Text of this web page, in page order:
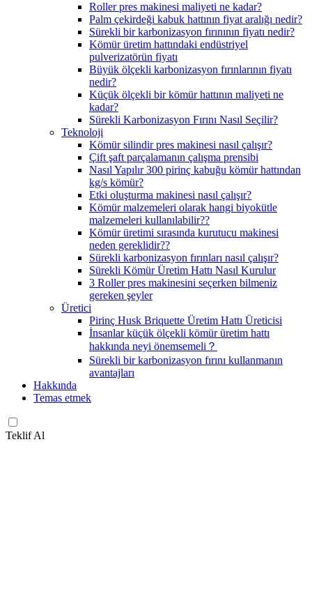
Roller pres makinesi maliyeti ne kadar?
Palm çekirdeği kabuk hattının fiyat aralığı nedir?
Sürekli bir karbonizasyon fırınının fiyatı nedir?
Kömür üretim hattındaki endüstriyel
pulverizatörün fiyatı
Büyük ölçekli karbonizasyon fırınlarının fiyatı
nedir?
Küçük ölçekli bir kömür hattının maliyeti ne
kadar?
Sürekli Karbonizasyon Fırını Nasıl Seçilir?
Teknoloji
Kömür silindir pres makinesi nasıl çalışır?
Çift şaft parçalamanın çalışma prensibi
Nasıl Yapılır 300 pirinç kabuğu kömür hattından
kg/s kömür?
Etki oluşturma makinesi nasıl çalışır?
Kömür malzemeleri olarak hangi biyokütle
malzemeleri kullanılabilir??
Kömür üretimi sırasında kurutucu makinesi
neden gereklidir??
Sürekli karbonizasyon fırınları nasıl çalışır?
Sürekli Kömür Üretim Hattı Nasıl Kurulur
3 Roller pres makinesini seçerken bilmeniz
gereken şeyler
Üretici
Pirinç Husk Briquette Üretim Hattı Üreticisi
İnsanlar küçük ölçekli kömür üretim hattı
hakkında neyi önemsemeli？
Sürekli bir karbonizasyon fırını kullanmanın
avantajları
Hakkında
Temas etmek
Teklif Al